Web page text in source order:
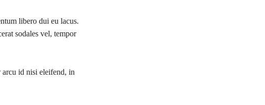
libero dui eu lacus.
sodales vel, tempor
arcu id nisi eleifend, in